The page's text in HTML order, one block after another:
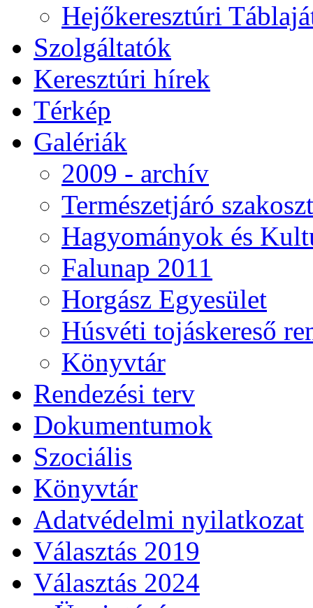
Hejőkeresztúri
Szolgáltatók
Keresztúri hírek
Térkép
Galériák
2009 - archív
Természetjáró
Hagyományok és
Falunap 2011
Horgász Egyesület
Húsvéti tojáskereső
Könyvtár
Rendezési terv
Dokumentumok
Szociális
Könyvtár
Adatvédelmi nyilatkozat
Választás 2019
Választás 2024